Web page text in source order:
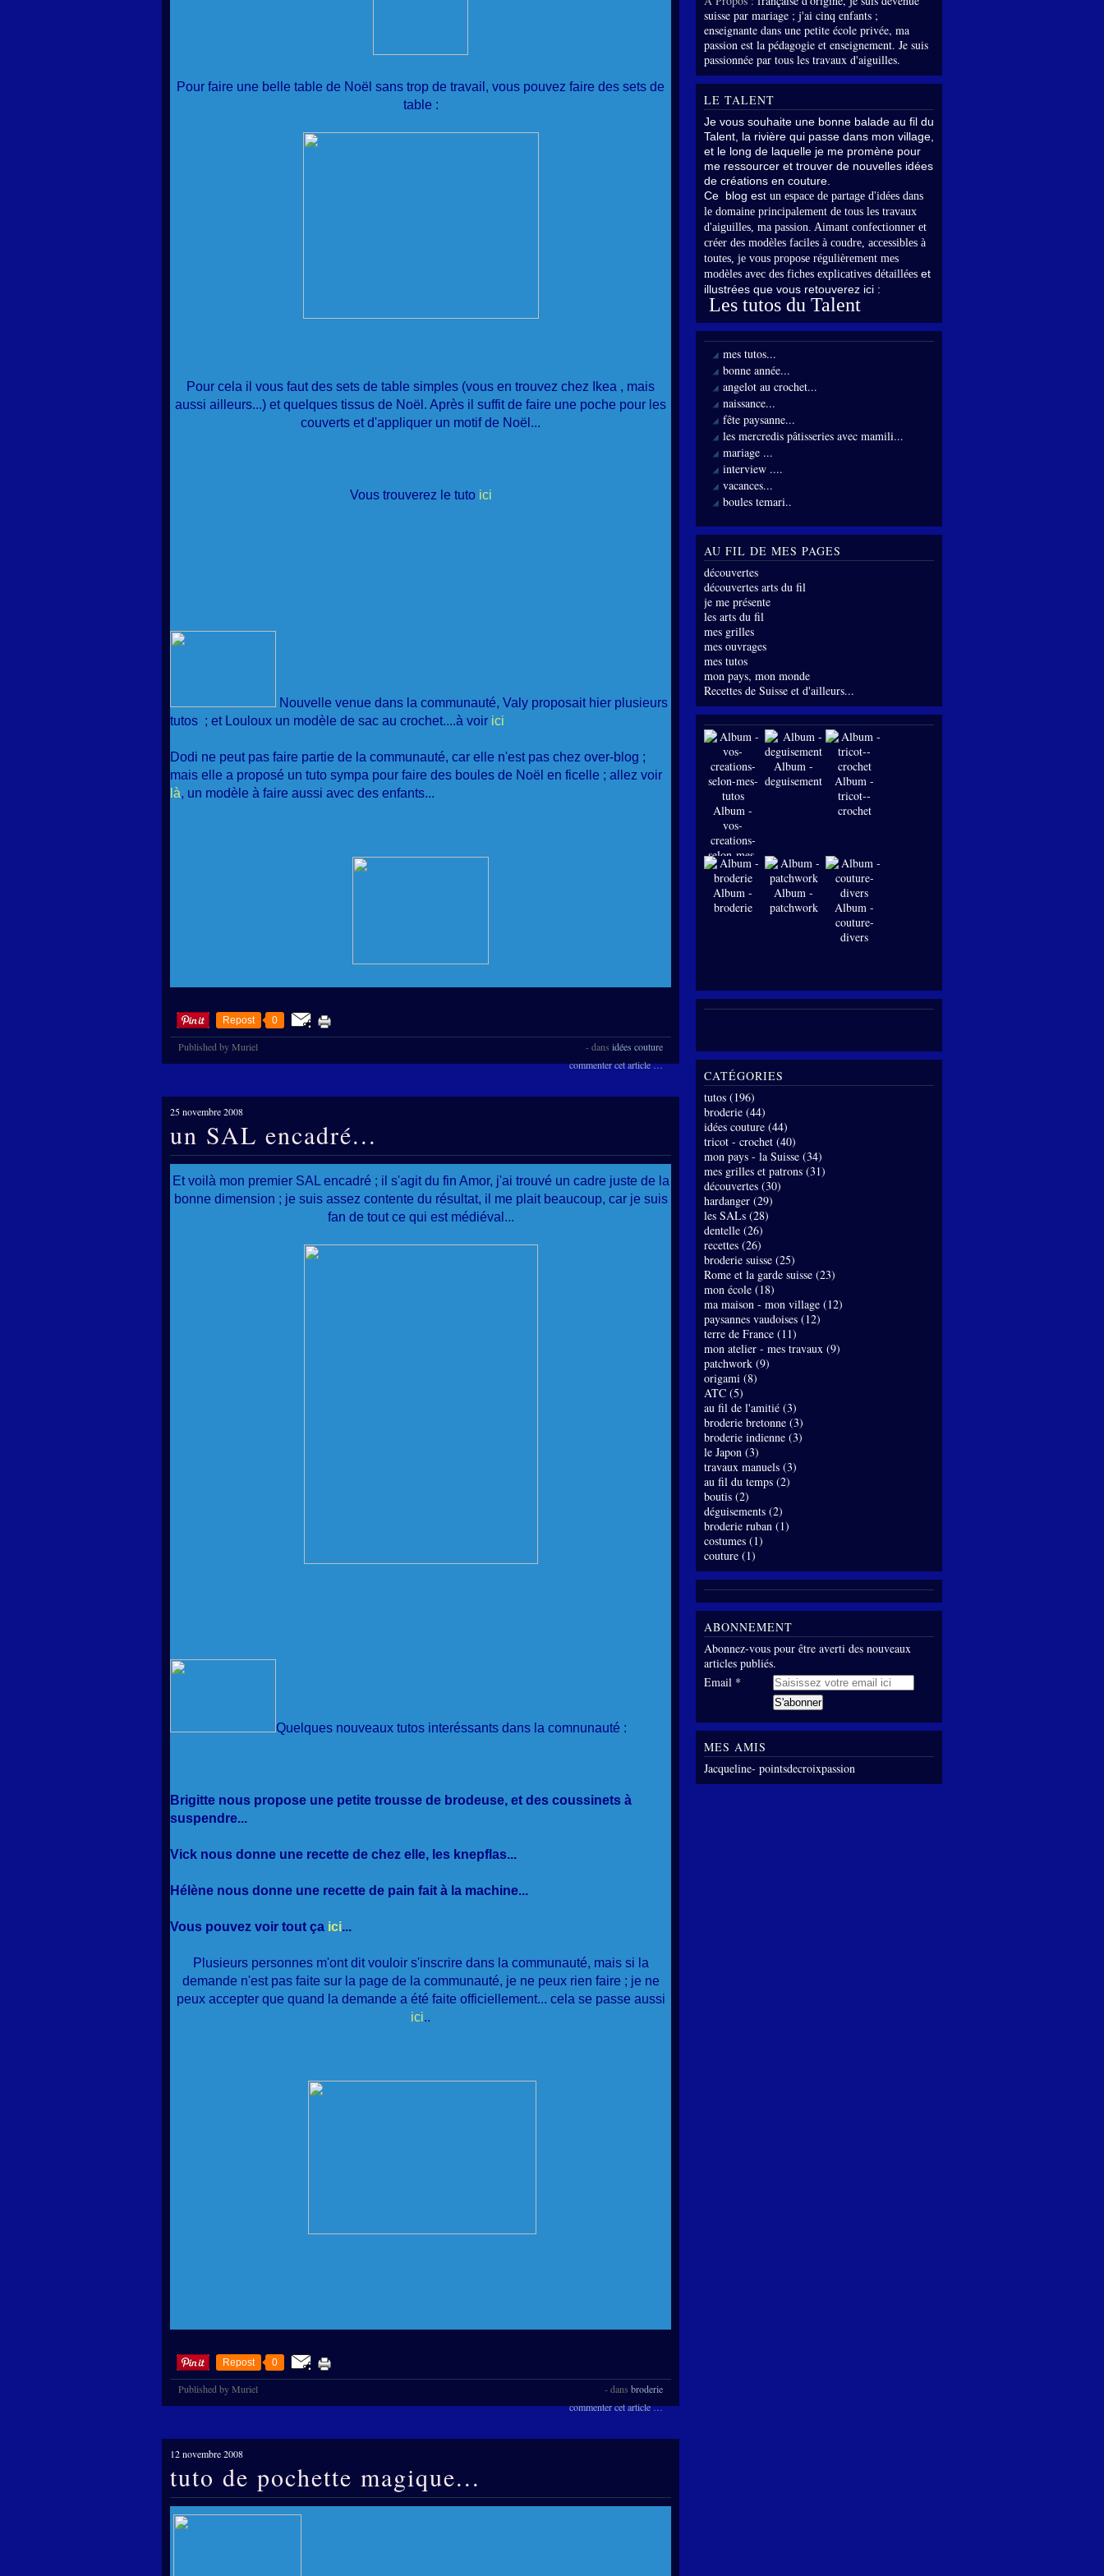
Pour faire une belle table de Noël sans trop de travail, vous pouvez faire des sets de
table :
Pour cela il vous faut des sets de table simples (vous en trouvez chez Ikea , mais
aussi ailleurs...) et quelques tissus de Noël. Après il suffit de faire une poche pour les
couverts et d'appliquer un motif de Noël...
Vous trouverez le tuto ici
Nouvelle venue dans la communauté, Valy proposait hier plusieurs
tutos ; et Louloux un modèle de sac au crochet....à voir ici
Dodi ne peut pas faire partie de la communauté, car elle n'est pas chez over-blog ;
mais elle a proposé un tuto sympa pour faire des boules de Noël en ficelle ; allez voir
là, un modèle à faire aussi avec des enfants...
Repost 0
Published by Muriel -dans idées couture
commenter cet article…
25 novembre 2008
un SAL encadré...
Et voilà mon premier SAL encadré ; il s'agit du fin Amor, j'ai trouvé un cadre juste de la
bonne dimension ; je suis assez contente du résultat, il me plait beaucoup, car je suis
fan de tout ce qui est médiéval...
Quelques nouveaux tutos interéssants dans la comnunauté :
Brigitte nous propose une petite trousse de brodeuse, et des coussinets à
suspendre...
Vick nous donne une recette de chez elle, les knepflas...
Hélène nous donne une recette de pain fait à la machine...
Vous pouvez voir tout ça ici...
Plusieurs personnes m'ont dit vouloir s'inscrire dans la communauté, mais si la
demande n'est pas faite sur la page de la communauté, je ne peux rien faire ; je ne
peux accepter que quand la demande a été faite officiellement... cela se passe aussi
ici..
Repost 0
Published by Muriel -dans broderie
commenter cet article…
12 novembre 2008
tuto de pochette magique...
suisse par mariage ; j'ai cinq enfants ;
enseignante dans une petite école privée, ma
passion est la pédagogie et enseignement. Je suis
passionnée par tous les travaux d'aiguilles.
LE TALENT
Je vous souhaite une bonne balade au fil du
Talent, la rivière qui passe dans mon village,
et le long de laquelle je me promène pour
me ressourcer et trouver de nouvelles idées
de créations en couture.
Ce blog est un espace de partage d'idées dans
le domaine principalement de tous les travaux
d'aiguilles, ma passion. Aimant confectionner et
créer des modèles faciles à coudre, accessibles à
toutes, je vous propose régulièrement mes
modèles avec des fiches explicatives détaillées et
illustrées que vous retouverez ici :
Les tutos du Talent
mes tutos...
bonne année...
angelot au crochet...
naissance...
fête paysanne...
les mercredis pâtisseries avec mamili...
mariage ...
interview ....
vacances...
boules temari..
AU FIL DE MES PAGES
découvertes
découvertes arts du fil
je me présente
les arts du fil
mes grilles
mes ouvrages
mes tutos
mon pays, mon monde
Recettes de Suisse et d'ailleurs...
Album -
vos-
creations-
selon-mes-
tutos
Album -
deguisements
Album -
tricot--
crochet
Album -
broderie
Album -
patchwork
Album -
couture-
divers
CATÉGORIES
tutos (196)
broderie (44)
idées couture (44)
tricot - crochet (40)
mon pays - la Suisse (34)
mes grilles et patrons (31)
découvertes (30)
hardanger (29)
les SALs (28)
dentelle (26)
recettes (26)
broderie suisse (25)
Rome et la garde suisse (23)
mon école (18)
ma maison - mon village (12)
paysannes vaudoises (12)
terre de France (11)
mon atelier - mes travaux (9)
patchwork (9)
origami (8)
ATC (5)
au fil de l'amitié (3)
broderie bretonne (3)
broderie indienne (3)
le Japon (3)
travaux manuels (3)
au fil du temps (2)
boutis (2)
déguisements (2)
broderie ruban (1)
costumes (1)
couture (1)
ABONNEMENT
Abonnez-vous pour être averti des nouveaux
articles publiés.
Email
MES AMIS
Jacqueline- pointsdecroixpassion